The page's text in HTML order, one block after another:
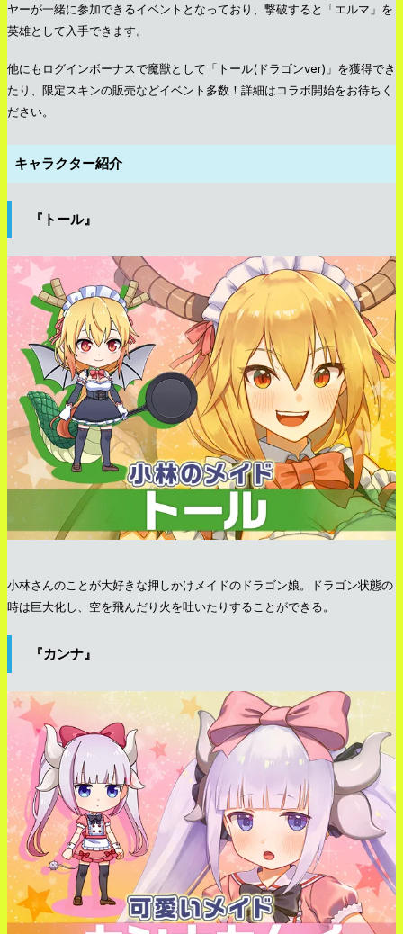
ヤーが一緒に参加できるイベントとなっており、撃破すると「エルマ」を
英雄として入手できます。
他にもログインボーナスで魔獣として「トール(ドラゴンver)」を獲得でき
たり、限定スキンの販売などイベント多数！詳細はコラボ開始をお待ちく
ださい。
キャラクター紹介
『トール』
小林さんのことが大好きな押しかけメイドのドラゴン娘。ドラゴン状態の
時は巨大化し、空を飛んだり火を吐いたりすることができる。
『カンナ』